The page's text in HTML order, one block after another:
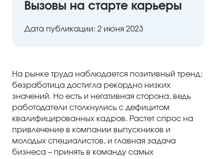
Вызовы на старте карьеры
Дата публикации: 2 июня 2023
На рынке труда наблюдается позитивный тренд:
безработица достигла рекордно низких
значений. Но есть и негативная сторона, ведь
работодатели столкнулись с дефицитом
квалифицированных кадров. Растет спрос на
привлечение в компании выпускников и
молодых специалистов, и главная задача
бизнеса – принять в команду самых